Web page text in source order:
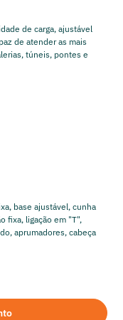
de carga, ajustável
de atender as mais
túneis, pontes e
base ajustável, cunha
fixa, ligação em "T",
aprumadores, cabeça